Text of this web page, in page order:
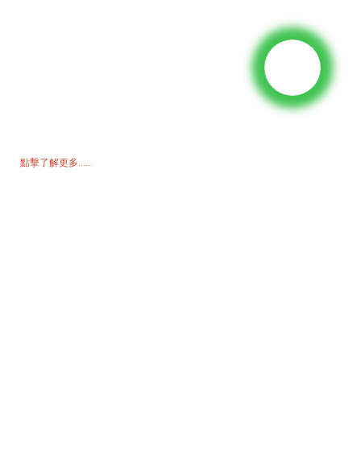
如需了解我們的產品或價格表，請留下您的電子郵件，我們將在 24 小
點擊了解更多......